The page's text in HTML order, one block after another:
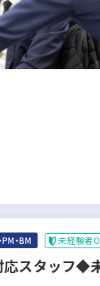
・BM 未経験者
応スタッフ◆